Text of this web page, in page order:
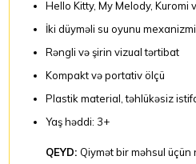
Hello Kitty, My Melody, Kuromi
İki düyməli su oyunu mexanizmi
Rəngli və şirin vizual tərtibat
Kompakt və portativ ölçü
Plastik material, təhlükəsiz
Yaş həddi: 3+
QEYD: Qiymət bir məhsul üçün